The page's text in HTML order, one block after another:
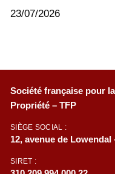
23/07/2026
Société française pour
Propriété – TFP
SIÈGE SOCIAL :
12, avenue de Lowendal
SIRET :